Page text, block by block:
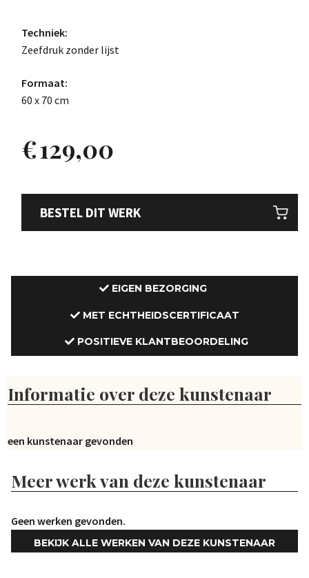
Techniek:
Zeefdruk zonder lijst
Formaat:
60 x 70 cm
€129,00
BESTEL DIT WERK
EIGEN BEZORGING
MET ECHTHEIDSCERTIFICAAT
POSITIEVE KLANTBEOORDELING
Informatie over deze kunstenaar
Geen kunstenaar gevonden
Meer werk van deze kunstenaar
Geen werken gevonden.
BEKIJK ALLE WERKEN VAN DEZE KUNSTENAAR